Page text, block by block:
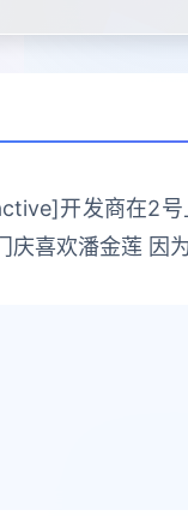
开发商在2
庆喜欢潘金莲